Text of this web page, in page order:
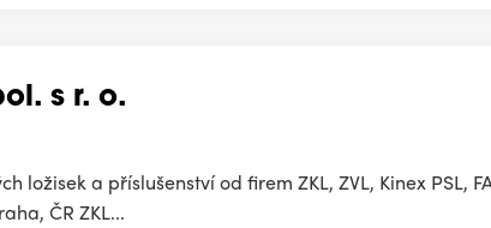
s r. o.
a příslušenství od firem ZKL, ZVL, Kinex PSL,
ČR ZKL...